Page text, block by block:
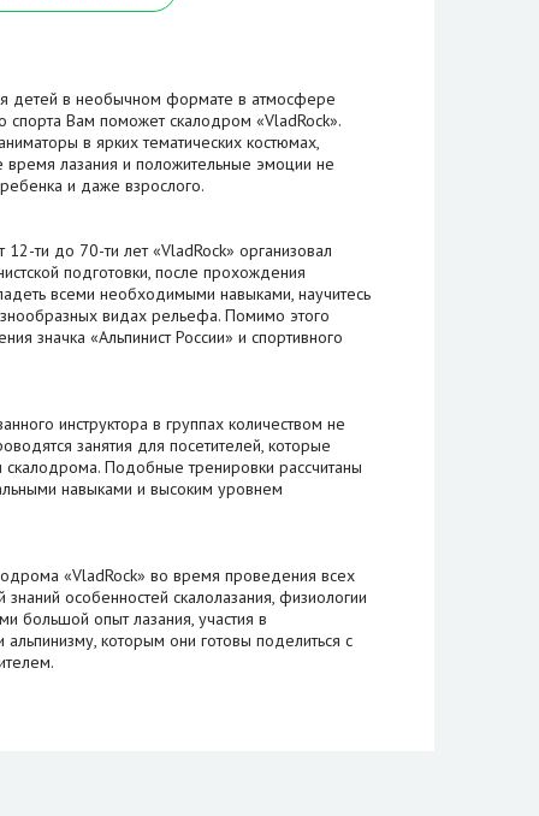
детей в необычном формате в атмосфере
спорта Вам поможет скалодром «VladRock».
в ярких тематических костюмах,
лазания и положительные эмоции не
и даже взрослого.
ти до 70-ти лет «VladRock» организовал
подготовки, после прохождения
всеми необходимыми навыками, научитесь
видах рельефа. Помимо этого
значка «Альпинист России» и спортивного
инструктора в группах количеством не
занятия для посетителей, которые
скалодрома. Подобные тренировки рассчитаны
навыками и высоким уровнем
«VladRock» во время проведения всех
знаний особенностей скалолазания, физиологии
большой опыт лазания, участия в
которым они готовы поделиться с